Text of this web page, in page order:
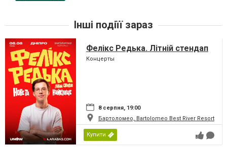
Інші подіїї зараз
Фелікс Редька. Літній стендап
Концерты
8 серпня, 19:00
Бартоломео, Bartolomeo Best River Resort
Купити